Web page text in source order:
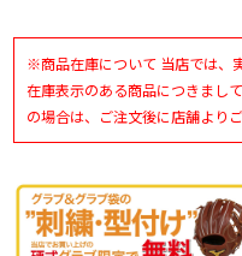
※商品在庫について 当店では、
在庫表示のある商品につきまし
の場合は、ご注文後に店舗より